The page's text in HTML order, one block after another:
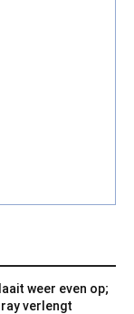
weer even op;
verlengt